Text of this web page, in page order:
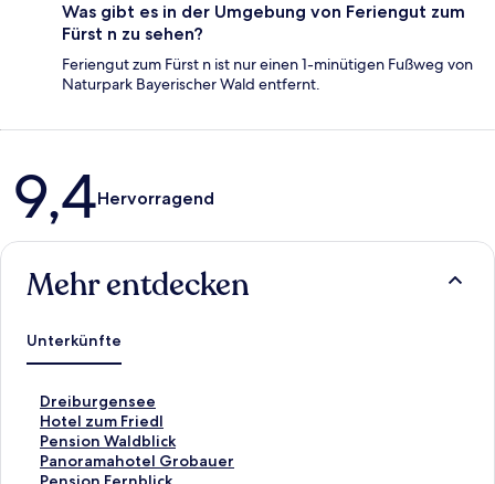
Was gibt es in der Umgebung von Feriengut zum
Fürst n zu sehen?
Feriengut zum Fürst n ist nur einen 1-minütigen Fußweg von
Naturpark Bayerischer Wald entfernt.
Bewertungen
9,4Hervorragend
Mehr entdecken
Unterkünfte
Dreiburgensee
L
i
n
k
,
Hotel zum Friedl
L
i
n
k
Pension Waldblick
L
i
n
Panoramahotel Grobauer
L
iL